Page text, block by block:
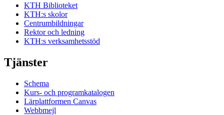
KTH Biblioteket
KTH:s skolor
Centrumbildningar
Rektor och ledning
KTH:s verksamhetsstöd
Tjänster
Schema
Kurs- och programkatalogen
Lärplattformen Canvas
Webbmejl